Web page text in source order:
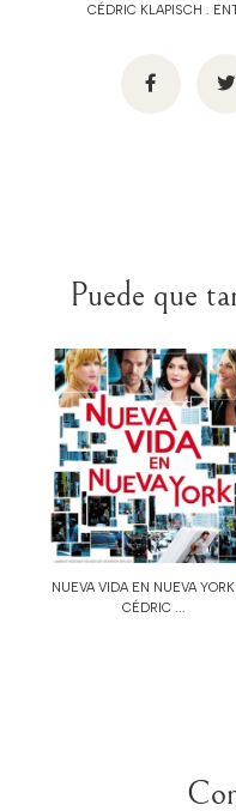
CÉDRIC KLAPISCH .
Puede que
NUEVA VIDA EN NUEVA
CÉDRIC ...